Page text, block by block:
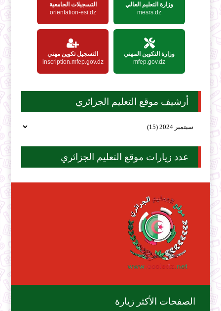
وزارة التعليم العالي
mesrs.dz
التسجيلات الجامعية
orientation-esi.dz
وزارة التكوين المهني
mfep.gov.dz
التسجيل تكوين مهني
inscription.mfep.gov.dz
أرشيف موقع التعليم الجزائري
عدد زيارات موقع التعليم الجزائري
الصفحات الأكثر زيارة